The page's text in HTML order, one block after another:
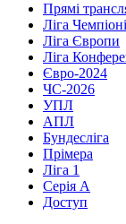
Прямі
Ліга
Ліга Європи
Ліга
Євро-2024
ЧС-2026
УПЛ
АПЛ
Бундесліга
Прімера
Ліга 1
Серія А
Доступ